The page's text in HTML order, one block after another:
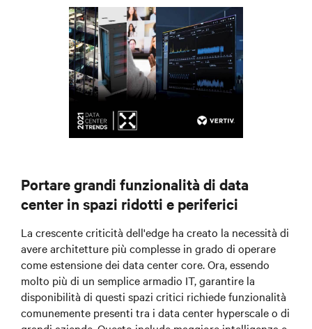
Portare grandi funzionalità di data
center in spazi ridotti e periferici
La crescente criticità dell'edge ha creato la necessità di
avere architetture più complesse in grado di operare
come estensione dei data center core. Ora, essendo
molto più di un semplice armadio IT, garantire la
disponibilità di questi spazi critici richiede funzionalità
comunemente presenti tra i data center hyperscale o di